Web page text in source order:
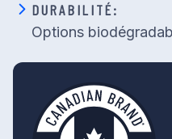
DURABILITÉ:
Options